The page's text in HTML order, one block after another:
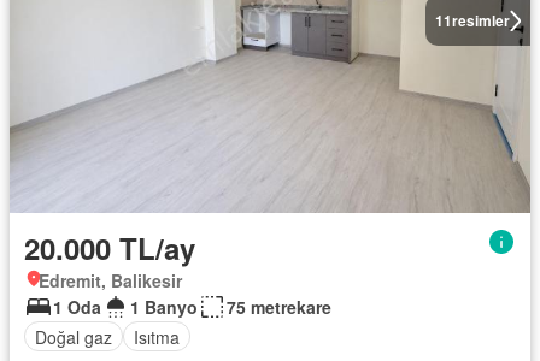
11resimler
20.000 TL/ay
Edremit, Balikesir
1 Oda
1 Banyo
75 metrekare
Doğal gaz
Isıtma